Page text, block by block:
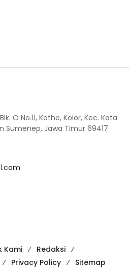
O No.11, Kothe, Kolor, Kec. Kota
Sumenep, Jawa Timur 69417
Kami
Redaksi
Privacy Policy Sitemap